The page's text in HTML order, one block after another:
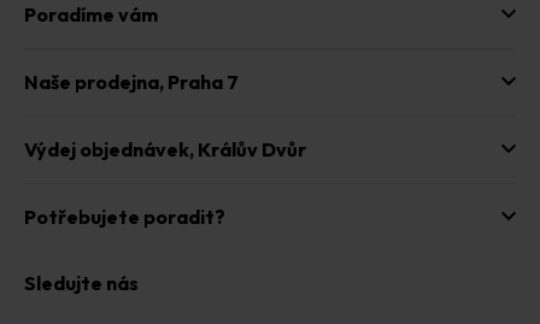
Poradíme vám
Naše prodejna, Praha 7
Výdej objednávek, Králův Dvůr
Potřebujete poradit?
Sledujte nás